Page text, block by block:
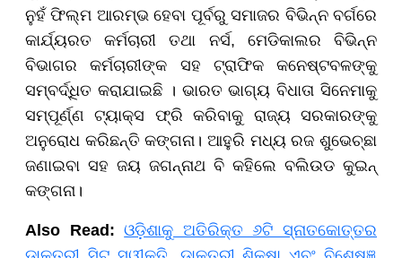
ନୁହଁ ଫିଲ୍ମ ଆରମ୍ଭ ହେବା ପୂର୍ବରୁ ସମାଜର ବିଭିନ୍ନ ବର୍ଗରେ
କାର୍ଯ୍ୟରତ କର୍ମଚାରୀ ତଥା ନର୍ସ, ମେଡିକାଲର ବିଭିନ୍ନ
ବିଭାଗର କର୍ମଚାରୀଙ୍କ ସହ ଟ୍ରାଫିକ କନେଷ୍ଟବଳଙ୍କୁ
ସମ୍ବର୍ଦ୍ଧିତ କରାଯାଇଛି । ଭାରତ ଭାଗ୍ୟ ବିଧାତା ସିନେମାକୁ
ସମ୍ପୂର୍ଣ୍ଣ ଟ୍ୟାକ୍ସ ଫ୍ରି କରିବାକୁ ରାଜ୍ୟ ସରକାରଙ୍କୁ
ଅନୁରୋଧ କରିଛନ୍ତି କଙ୍ଗନା। ଆହୁରି ମଧ୍ୟ ରଜ ଶୁଭେଚ୍ଛା
ଜଣାଇବା ସହ ଜୟ ଜଗନ୍ନାଥ ବି କହିଲେ ବଲିଉଡ କୁଇନ୍
କଙ୍ଗନା।
Also Read:ଓଡ଼ିଶାକୁ ଅତିରିକ୍ତ ୬ଟି ସ୍ନାତକୋତ୍ତର